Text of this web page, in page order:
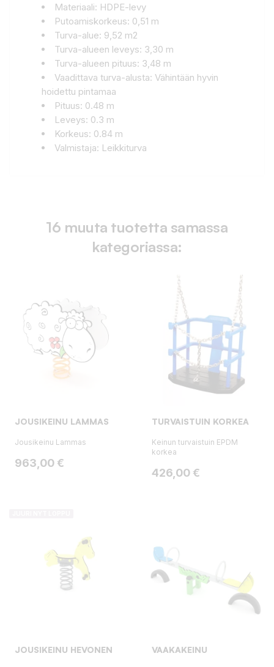
Materiaali: HDPE-levy
Putoamiskorkeus: 0,51 m
Turva-alue: 9,52 m2
Turva-alueen leveys: 3,30 m
Turva-alueen pituus: 3,48 m
Vaadittava turva-alusta: Vähintään hyvin
hoidettu pintamaa
Pituus: 0.48 m
Leveys: 0.3 m
Korkeus: 0.84 m
Valmistaja: Leikkiturva
16 muuta tuotetta samassa
kategoriassa:
JOUSIKEINU LAMMAS
Jousikeinu Lammas
Hinta
963,00 €
TURVAISTUIN KORKEA
Keinun turvaistuin EPDM
korkea
Hinta
426,00 €
JOUSIKEINU HEVONEN VAAKAKEINU